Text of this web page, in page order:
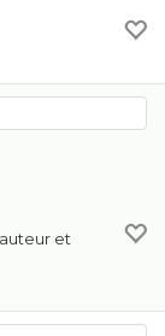
hauteur et